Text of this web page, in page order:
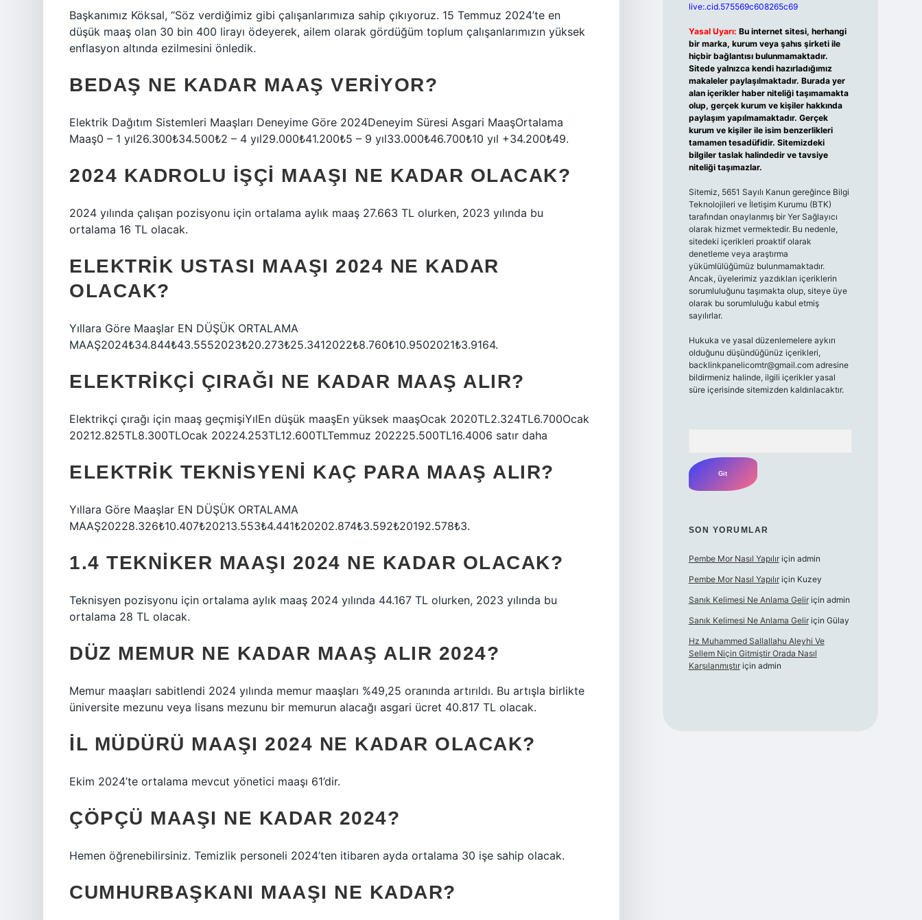
Başkanımız Köksal, “Söz verdiğimiz gibi çalışanlarımıza sahip çıkıyoruz. 15 Temmuz 2024’te en
düşük maaş olan 30 bin 400 lirayı ödeyerek, ailem olarak gördüğüm toplum çalışanlarımızın yüksek
enflasyon altında ezilmesini önledik.
BEDAŞ NE KADAR MAAŞ VERIYOR?
Elektrik Dağıtım Sistemleri Maaşları Deneyime Göre 2024Deneyim Süresi Asgari MaaşOrtalama
Maaş0 – 1 yıl26.300₺34.500₺2 – 4 yıl29.000₺41.200₺5 – 9 yıl33.000₺46.700₺10 yıl +34.200₺49.
2024 KADROLU IŞÇI MAAŞI NE KADAR OLACAK?
2024 yılında çalışan pozisyonu için ortalama aylık maaş 27.663 TL olurken, 2023 yılında bu
ortalama 16 TL olacak.
ELEKTRIK USTASI MAAŞI 2024 NE KADAR
OLACAK?
Yıllara Göre Maaşlar EN DÜŞÜK ORTALAMA
MAAŞ2024₺34.844₺43.5552023₺20.273₺25.3412022₺8.760₺10.9502021₺3.9164.
ELEKTRIKÇI ÇIRAĞI NE KADAR MAAŞ ALIR?
Elektrikçi çırağı için maaş geçmişiYılEn düşük maaşEn yüksek maaşOcak 2020TL2.324TL6.700Ocak
20212.825TL8.300TLOcak 20224.253TL12.600TLTemmuz 202225.500TL16.4006 satır daha
ELEKTRIK TEKNISYENI KAÇ PARA MAAŞ ALIR?
Yıllara Göre Maaşlar EN DÜŞÜK ORTALAMA
MAAŞ20228.326₺10.407₺20213.553₺4.441₺20202.874₺3.592₺20192.578₺3.
1.4 TEKNIKER MAAŞI 2024 NE KADAR OLACAK?
Teknisyen pozisyonu için ortalama aylık maaş 2024 yılında 44.167 TL olurken, 2023 yılında bu
ortalama 28 TL olacak.
DÜZ MEMUR NE KADAR MAAŞ ALIR 2024?
Memur maaşları sabitlendi 2024 yılında memur maaşları %49,25 oranında artırıldı. Bu artışla birlikte
üniversite mezunu veya lisans mezunu bir memurun alacağı asgari ücret 40.817 TL olacak.
İL MÜDÜRÜ MAAŞI 2024 NE KADAR OLACAK?
Ekim 2024’te ortalama mevcut yönetici maaşı 61’dir.
ÇÖPÇÜ MAAŞI NE KADAR 2024?
Hemen öğrenebilirsiniz. Temizlik personeli 2024’ten itibaren ayda ortalama 30 işe sahip olacak.
CUMHURBAŞKANI MAAŞI NE KADAR?
live:.cid.575569c608265c69
Yasal Uyarı: Bu internet sitesi, herhangi
bir marka, kurum veya şahıs şirketi ile
hiçbir bağlantısı bulunmamaktadır.
Sitede yalnızca kendi hazırladığımız
makaleler paylaşılmaktadır. Burada yer
alan içerikler haber niteliği taşımamakta
olup, gerçek kurum ve kişiler hakkında
paylaşım yapılmamaktadır. Gerçek
kurum ve kişiler ile isim benzerlikleri
tamamen tesadüfidir. Sitemizdeki
bilgiler taslak halindedir ve tavsiye
niteliği taşımazlar.
Sitemiz, 5651 Sayılı Kanun gereğince Bilgi
Teknolojileri ve İletişim Kurumu (BTK)
tarafından onaylanmış bir Yer Sağlayıcı
olarak hizmet vermektedir. Bu nedenle,
sitedeki içerikleri proaktif olarak
denetleme veya araştırma
yükümlülüğümüz bulunmamaktadır.
Ancak, üyelerimiz yazdıkları içeriklerin
sorumluluğunu taşımakta olup, siteye üye
olarak bu sorumluluğu kabul etmiş
sayılırlar.
Hukuka ve yasal düzenlemelere aykırı
olduğunu düşündüğünüz içerikleri,
backlinkpanelicomtr@gmail.comadresine
bildirmeniz halinde, ilgili içerikler yasal
süre içerisinde sitemizden kaldırılacaktır.
SON YORUMLAR
Pembe Mor Nasıl Yapılıriçin admin
Pembe Mor Nasıl Yapılıriçin Kuzey
Sanık Kelimesi Ne Anlama Geliriçin admin
Sanık Kelimesi Ne Anlama Geliriçin Gülay
Hz Muhammed Sallallahu Aleyhi Ve
Sellem Niçin Gitmiştir Orada Nasıl
Karşılanmıştıriçin admin